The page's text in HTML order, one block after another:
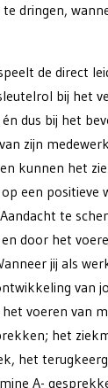
dringen,
de direct
bij het
dus bij het
zijn
kunnen het
een positieve
te
door het
jij als
van
voeren van
het
het
A-